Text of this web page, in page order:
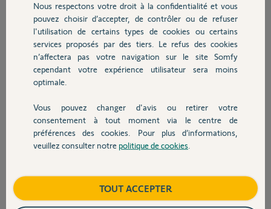
Chauffage
Autres produits
Devis avec un pro
Contact
Miguel D.
Participer au fil de discussion
Réponses
Bonjour Miguel,
Bonne journée,
Nous respectons votre droit à la confidentialité et vous
pouvez choisir d’accepter, de contrôler ou de refuser
l'utilisation de certains types de cookies ou certains
services proposés par des tiers. Le refus des cookies
n’affectera pas votre navigation sur le site Somfy
cependant votre expérience utilisateur sera moins
optimale.
Vous pouvez changer d'avis ou retirer votre
consentement à tout moment via le centre de
préférences des cookies. Pour plus d’informations,
veuillez consulter notre politique de cookies
TOUT ACCEPTER